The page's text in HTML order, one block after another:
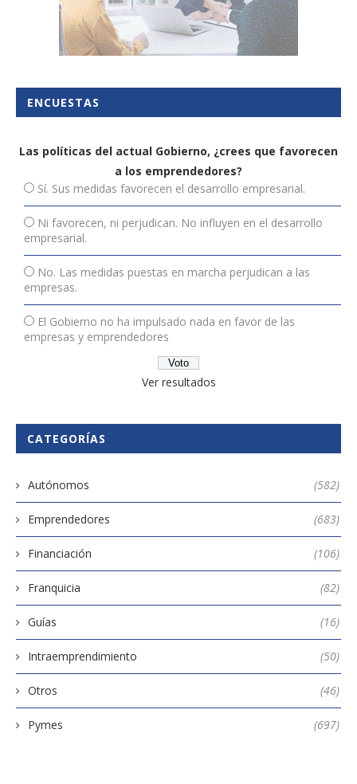
ENCUESTAS
Las políticas del actual Gobierno, ¿crees que favorecen
a los emprendedores?
Sí. Sus medidas favorecen el desarrollo empresarial.
Ni favorecen, ni perjudican. No influyen en el desarrollo
empresarial.
No. Las medidas puestas en marcha perjudican a las
empresas.
El Gobierno no ha impulsado nada en favor de las
empresas y emprendedores
Ver resultados
CATEGORÍAS
Autónomos (582)
Emprendedores (683)
Financiación (106)
Franquicia (82)
Guías (16)
Intraemprendimiento (50)
Otros (46)
Pymes (697)